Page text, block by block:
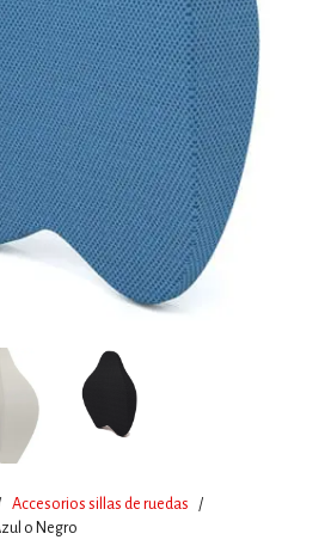
Accesorios sillas de ruedas
/
o Negro